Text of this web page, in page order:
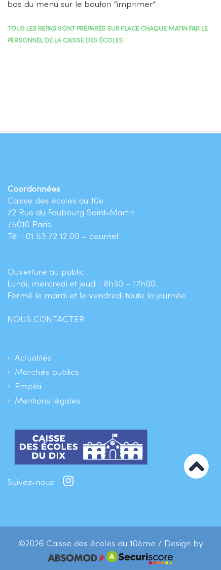
bas du menu sur le bouton “imprimer”
TOUS LES REPAS SONT PRÉPARÉS SUR PLACE CHAQUE MATIN PAR LE
PERSONNEL DE LA CAISSE DES ÉCOLES
Coordonnées
Caisse des écoles du 10e
72 Rue du Faubourg Saint-Martin
75010 Paris
Tél : 01 53 72 12 00 – courriel
Ouverture au public :
Lundi, mercredi et jeudi : 8h30 – 17h00.
Fermé le mardi et le vendredi toute la journée.
NOUS CONTACTER
Actualités
Marchés publics
Emploi
Mentions légales
Suivez-nous:
©2026 Caisse des écoles du 10ème / Design by